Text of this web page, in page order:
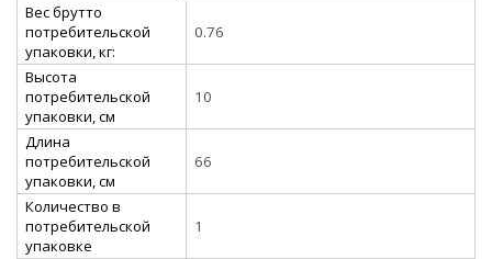
Вес брутто
потребительской
упаковки, кг:
0.76
Высота
потребительской
упаковки, см
10
Длина
потребительской
упаковки, см
66
Количество в
потребительской
упаковке
1